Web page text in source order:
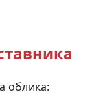
облика: